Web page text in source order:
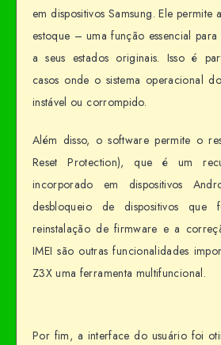
em dispositivos Samsung. Ele permite
estoque – uma função essencial para
a seus estados originais. Isso é
casos onde o sistema operacional
instável ou corrompido.
Além disso, o software permite o
Reset Protection), que é um
incorporado em dispositivos
desbloqueio de dispositivos que
reinstalação de firmware e a
IMEI são outras funcionalidades
Z3X uma ferramenta multifuncional.
Por fim, a interface do usuário foi